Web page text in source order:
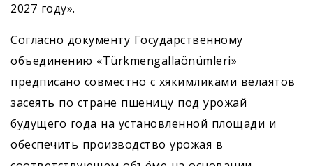
2027 году».
Согласно документу Государственному
объединению «Türkmengallaönümleri»
предписано совместно с хякимликами велаятов
засеять по стране пшеницу под урожай
будущего года на установленной площади и
обеспечить производство урожая в